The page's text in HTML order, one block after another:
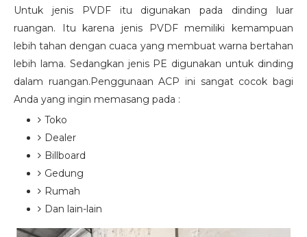
Untuk jenis PVDF itu digunakan pada dinding luar
ruangan. Itu karena jenis PVDF memiliki kemampuan
lebih tahan dengan cuaca yang membuat warna bertahan
lebih lama. Sedangkan jenis PE digunakan untuk dinding
dalam ruangan.Penggunaan ACP ini sangat cocok bagi
Anda yang ingin memasang pada :
Toko
Dealer
Billboard
Gedung
Rumah
Dan lain-lain